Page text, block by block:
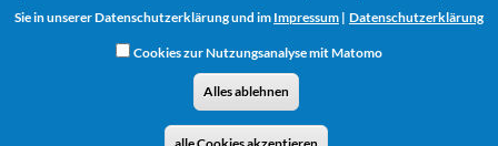
Sie in unserer Datenschutzerklärung und im Impressum | Datenschutzerklärung
Cookies zur Nutzungsanalyse mit Matomo
Alles ablehnen
Zahlungs- und Versandinformationen
AGB